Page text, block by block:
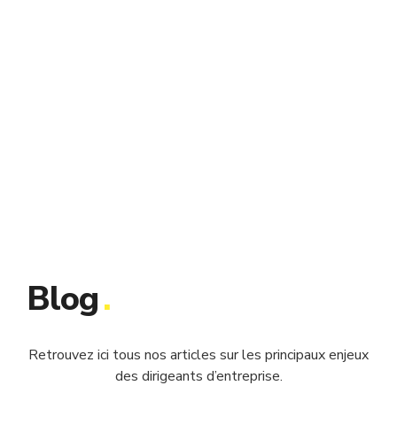
Blog.
Retrouvez ici tous nos articles sur les principaux enjeux
des dirigeants d’entreprise.